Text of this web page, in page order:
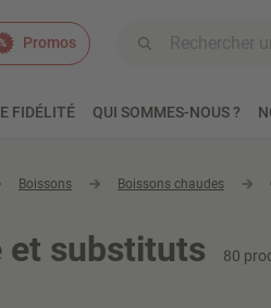
FIDÉLITÉ QUI SOMMES-NOUS ?
Promos
Boissons Boissons chaudes
et substituts 80